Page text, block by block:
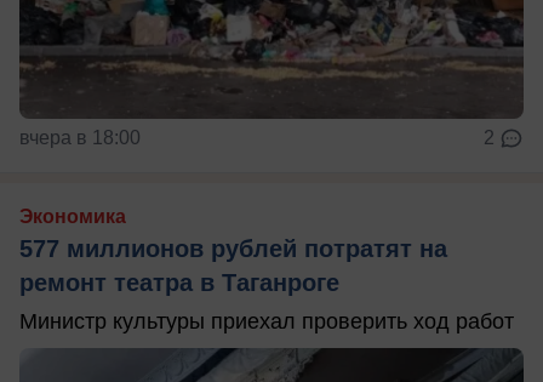
вчера в 18:00 2
Экономика
577 миллионов рублей потратят на
ремонт театра в Таганроге
Министр культуры приехал проверить ход работ